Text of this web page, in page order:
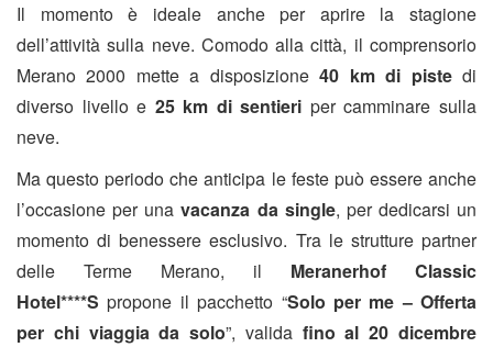
Il momento è ideale anche per aprire la stagione
dell’attività sulla neve. Comodo alla città, il comprensorio
Merano 2000 mette a disposizione40 km di pistedi
diverso livello e 25 km di sentieri per camminare sulla
neve.
Ma questo periodo che anticipa le feste può essere anche
l’occasione per unavacanza da single, per dedicarsi un
momento di benessere esclusivo. Tra le strutture partner
delle Terme Merano, il Meranerhof Classic
Hotel****S propone il pacchetto “Solo per me – Offerta
per chi viaggia da solo”, valida fino al 20 dicembre